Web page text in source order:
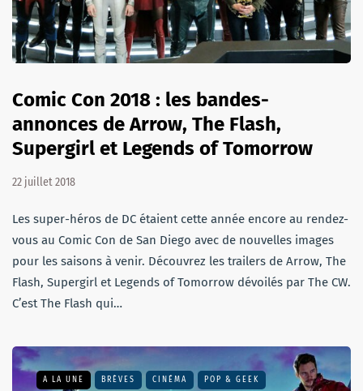
Comic Con 2018 : les bandes-
annonces de Arrow, The Flash,
Supergirl et Legends of Tomorrow
22 juillet 2018
Les super-héros de DC étaient cette année encore au rendez-
vous au Comic Con de San Diego avec de nouvelles images
pour les saisons à venir. Découvrez les trailers de Arrow, The
Flash, Supergirl et Legends of Tomorrow dévoilés par The CW.
C’est The Flash qui…
A LA UNE BRÈVES CINÉMA POP & GEEK